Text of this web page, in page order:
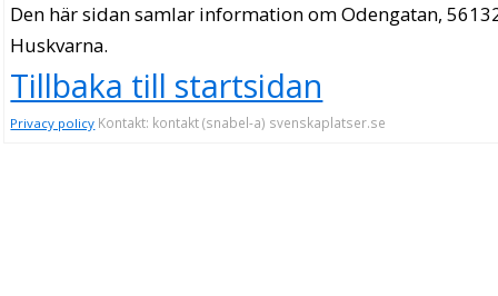
Den här sidan samlar information om Odengatan,
Huskvarna.
Tillbaka till startsidan
Privacy policy Kontakt: kontakt (snabel-a) svenskaplatser.se